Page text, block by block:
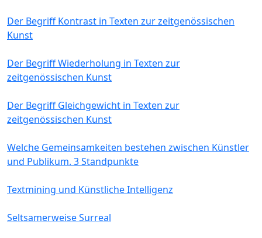
Der Begriff Kontrast in Texten zur zeitgenössischen
Kunst
Der Begriff Wiederholung in Texten zur
zeitgenössischen Kunst
Der Begriff Gleichgewicht in Texten zur
zeitgenössischen Kunst
Welche Gemeinsamkeiten bestehen zwischen Künstler
und Publikum. 3 Standpunkte
Textmining und Künstliche Intelligenz
Seltsamerweise Surreal